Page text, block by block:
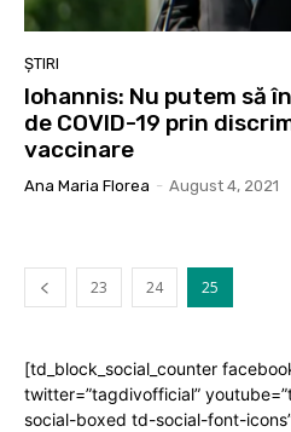
ȘTIRI
Iohannis: Nu putem să
de COVID-19 prin
vaccinare
Ana Maria Florea - August 4, 2021
23 24 25
[td_block_social_counter
twitter=”tagdivofficial”
social-boxed td-social-font-